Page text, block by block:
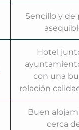
Sencillo y de
Hotel
con una
relación
Buen
cerca